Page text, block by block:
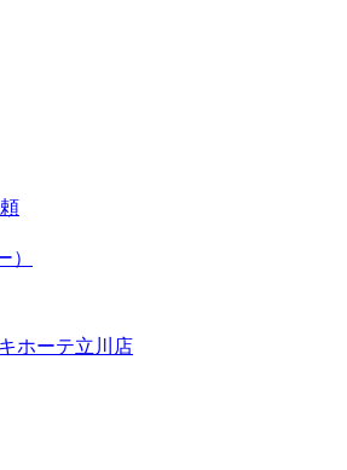
）
ホーテ立川店